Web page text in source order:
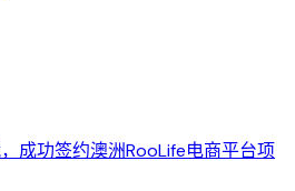
成功签约澳洲RooLife电商平台项